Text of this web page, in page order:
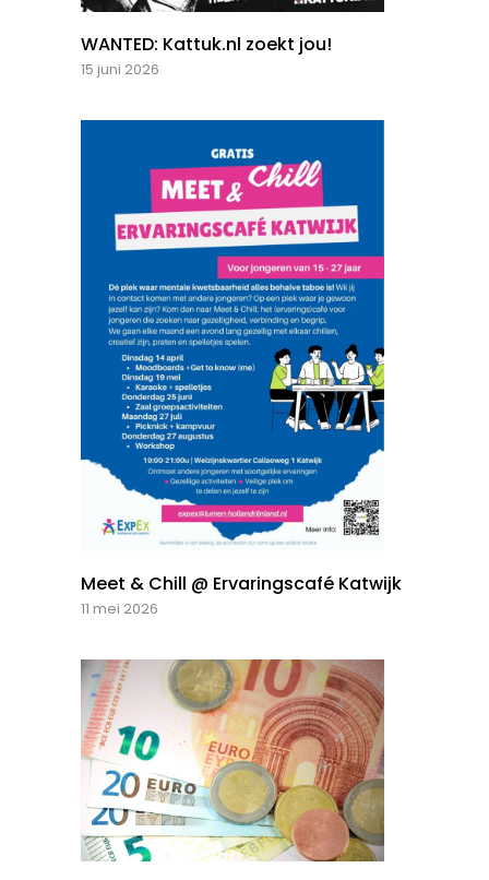
WANTED: Kattuk.nl zoekt jou!
15 juni 2026
Meet & Chill @ Ervaringscafé Katwijk
11 mei 2026